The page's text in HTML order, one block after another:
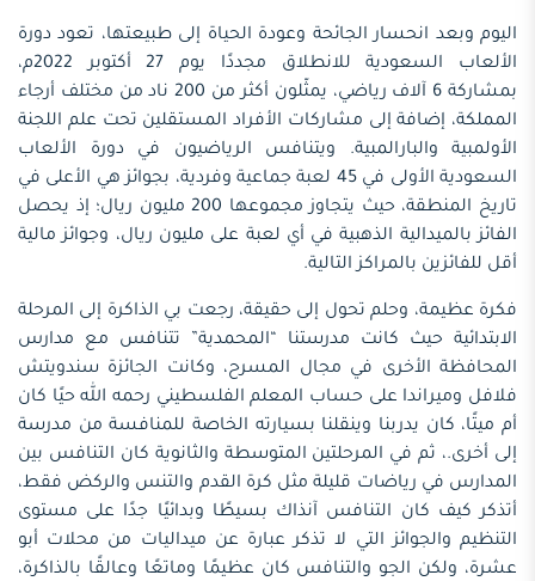
اليوم وبعد انحسار الجائحة وعودة الحياة إلى طبيعتها، تعود دورة
الألعاب السعودية للانطلاق مجددًا يوم 27 أكتوبر 2022م،
بمشاركة 6 آلاف رياضي، يمثّلون أكثر من 200 ناد من مختلف أرجاء
المملكة، إضافة إلى مشاركات الأفراد المستقلين تحت علم اللجنة
الأولمبية والبارالمبية. ويتنافس الرياضيون في دورة الألعاب
السعودية الأولى في 45 لعبة جماعية وفردية، بجوائز هي الأعلى في
تاريخ المنطقة، حيث يتجاوز مجموعها 200 مليون ريال؛ إذ يحصل
الفائز بالميدالية الذهبية في أي لعبة على مليون ريال، وجوائز مالية
أقل للفائزين بالمراكز التالية.
فكرة عظيمة، وحلم تحول إلى حقيقة، رجعت بي الذاكرة إلى المرحلة
الابتدائية حيث كانت مدرستنا “المحمدية” تتنافس مع مدارس
المحافظة الأخرى في مجال المسرح، وكانت الجائزة سندويتش
فلافل وميراندا على حساب المعلم الفلسطيني رحمه الله حيًا كان
أم ميتًا، كان يدربنا وينقلنا بسيارته الخاصة للمنافسة من مدرسة
إلى أخرى.، ثم في المرحلتين المتوسطة والثانوية كان التنافس بين
المدارس في رياضات قليلة مثل كرة القدم والتنس والركض فقط،
أتذكر كيف كان التنافس آنذاك بسيطًا وبدائيًا جدًا على مستوى
التنظيم والجوائز التي لا تذكر عبارة عن ميداليات من محلات أبو
عشرة، ولكن الجو والتنافس كان عظيمًا وماتعًا وعالقًا بالذاكرة،